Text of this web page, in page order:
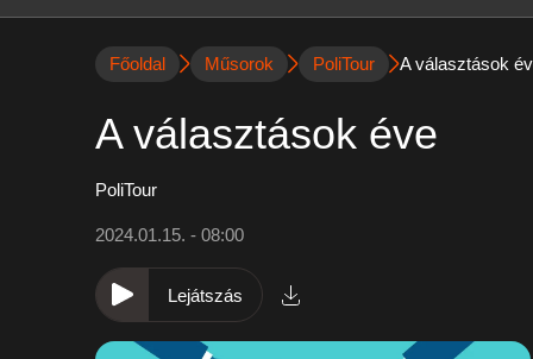
Főoldal Műsorok PoliTour A választások
A választások éve
PoliTour
2024.01.15. - 08:00
Lejátszás